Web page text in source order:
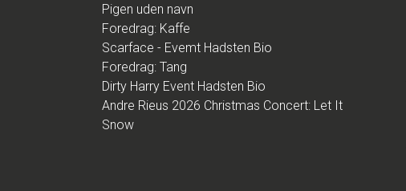
Pigen uden navn
Foredrag: Kaffe
Scarface - Evemt Hadsten Bio
Foredrag: Tang
Dirty Harry Event Hadsten Bio
Andre Rieus 2026 Christmas Concert: Let It
Snow